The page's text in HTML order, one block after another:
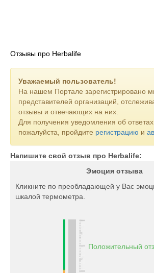
Отзывы про Herbalife
Уважаемый пользователь!
На нашем Портале зарегистрировано
представителей организаций,
отзывы и отвечающих на них.
Для получения уведомления об ответах
пожалуйста, пройдите регистрацию и
Напишите свой отзыв про Herbalife:
Эмоция отзыва
Кликните по преобладающей у Вас
шкалой термометра.
Положительный